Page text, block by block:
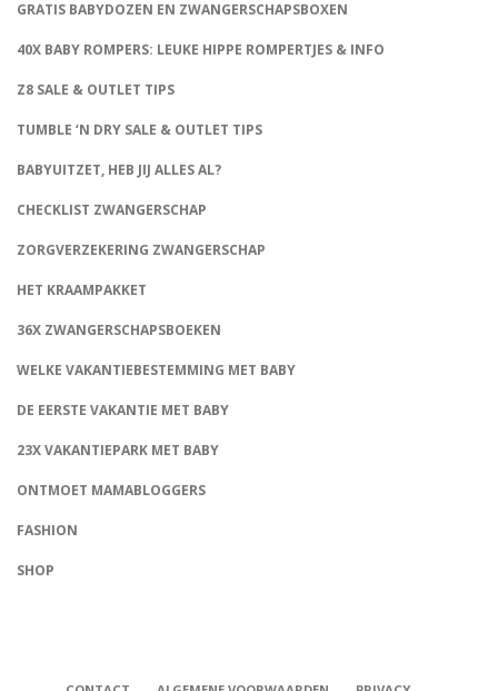
GRATIS BABYDOZEN EN ZWANGERSCHAPSBOXEN
40X BABY ROMPERS: LEUKE HIPPE ROMPERTJES & INFO
Z8 SALE & OUTLET TIPS
TUMBLE ‘N DRY SALE & OUTLET TIPS
BABYUITZET, HEB JIJ ALLES AL?
CHECKLIST ZWANGERSCHAP
ZORGVERZEKERING ZWANGERSCHAP
HET KRAAMPAKKET
36X ZWANGERSCHAPSBOEKEN
WELKE VAKANTIEBESTEMMING MET BABY
DE EERSTE VAKANTIE MET BABY
23X VAKANTIEPARK MET BABY
ONTMOET MAMABLOGGERS
FASHION
SHOP